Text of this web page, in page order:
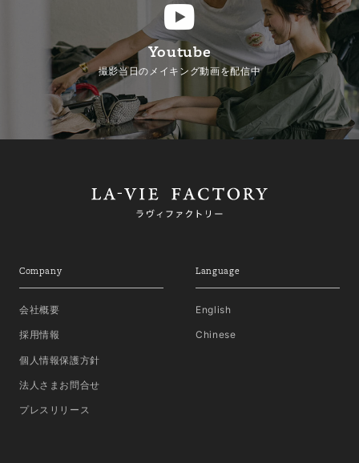
Youtube
撮影当日のメイキング動画を配信中
Company
会社概要
採用情報
個人情報保護方針
法人さまお問合せ
プレスリリース
Language
English
Chinese